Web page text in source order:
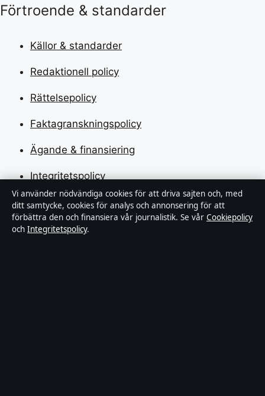
Förtroende & standarder
Källor & standarder
Redaktionell policy
Rättelsepolicy
Faktagranskningspolicy
Ägande & finansiering
Integritetspolicy
Cookiepolicy
Kändisar & integritet
Vi använder nödvändiga cookies för att driva sajten och, med
ditt samtycke, cookies för analys och annonsering för att
förbättra den och finansiera vår journalistik. Se vår Cookiepolicy
och Integritetspolicy.